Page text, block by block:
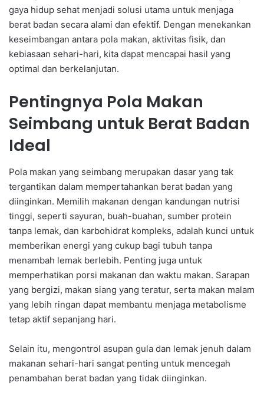
gaya hidup sehat menjadi solusi utama untuk menjaga
berat badan secara alami dan efektif. Dengan menekankan
keseimbangan antara pola makan, aktivitas fisik, dan
kebiasaan sehari-hari, kita dapat mencapai hasil yang
optimal dan berkelanjutan.
Pentingnya Pola Makan
Seimbang untuk Berat Badan
Ideal
Pola makan yang seimbang merupakan dasar yang tak
tergantikan dalam mempertahankan berat badan yang
diinginkan. Memilih makanan dengan kandungan nutrisi
tinggi, seperti sayuran, buah-buahan, sumber protein
tanpa lemak, dan karbohidrat kompleks, adalah kunci untuk
memberikan energi yang cukup bagi tubuh tanpa
menambah lemak berlebih. Penting juga untuk
memperhatikan porsi makanan dan waktu makan. Sarapan
yang bergizi, makan siang yang teratur, serta makan malam
yang lebih ringan dapat membantu menjaga metabolisme
tetap aktif sepanjang hari.
Selain itu, mengontrol asupan gula dan lemak jenuh dalam
makanan sehari-hari sangat penting untuk mencegah
penambahan berat badan yang tidak diinginkan.